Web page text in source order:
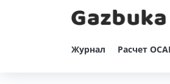
Журнал Расчет